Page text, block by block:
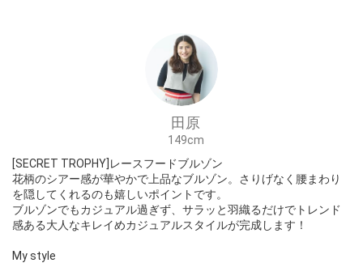
田原
149cm
[SECRET TROPHY]レースフードブルゾン
花柄のシアー感が華やかで上品なブルゾン。さりげなく腰まわり
を隠してくれるのも嬉しいポイントです。
ブルゾンでもカジュアル過ぎず、サラッと羽織るだけでトレンド
感ある大人なキレイめカジュアルスタイルが完成します！
My style